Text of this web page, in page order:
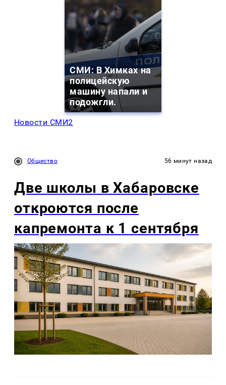
СМИ: В Химках на
полицейскую
машину напали и
подожгли.
Новости СМИ2
Общество 56 минут назад
Две школы в Хабаровске
откроются после
капремонта к 1 сентября